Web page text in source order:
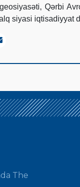
Qərbi
siyasi iqtisadiyyat
The